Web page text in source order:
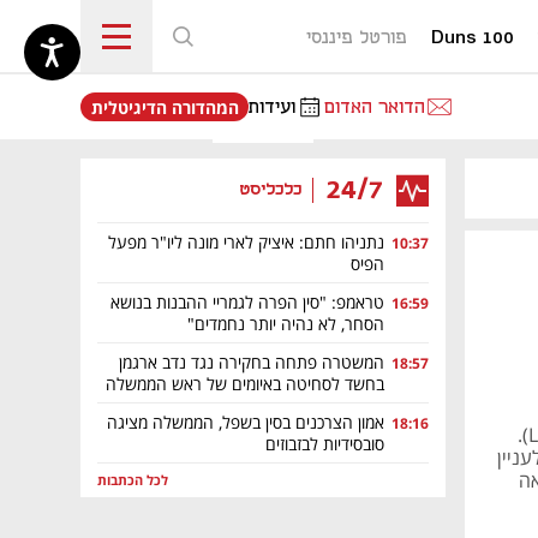
Duns 100 פורטל פיננסי
הדואר האדום ועידות
נפתח בכרטיסייה חדשה
המהדורה הדיגיטלית
24/7 כלכליסט
10:37 נתניהו חתם: איציק לארי מונה ליו"ר מפעל
הפיס
16:59 טראמפ: "סין הפרה לגמריי ההבנות בנושא
הסחר, לא נהיה יותר נחמדים"
18:57 המשטרה פתחה בחקירה נגד נדב ארגמן
בחשד לסחיטה באיומים של ראש הממשלה
18:16 אמון הצרכנים בסין בשפל, הממשלה מציגה
סובסידיות לבזבוזים
לכל הכתבות
סין היא המובילה של מהפכת כלכלת הרום־הנמוך (Low-altitude economy).